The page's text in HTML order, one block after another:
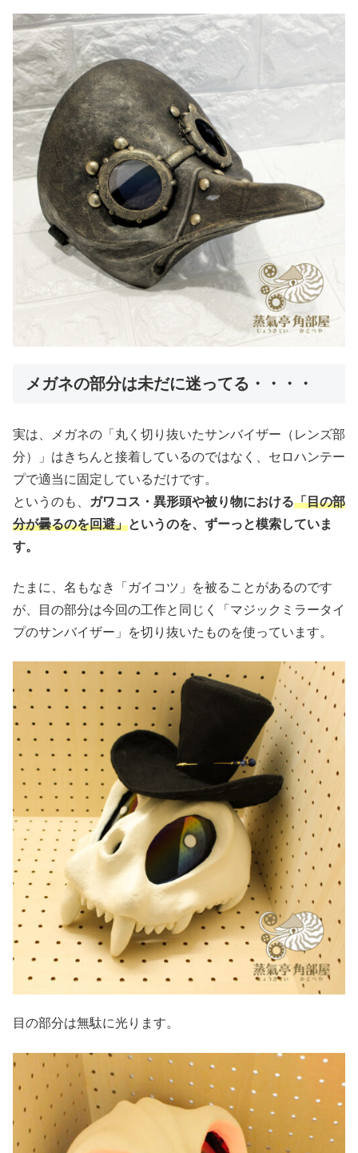
メガネの部分は未だに迷ってる・・・・
実は、メガネの「丸く切り抜いたサンバイザー（レンズ部
分）」はきちんと接着しているのではなく、セロハンテー
プで適当に固定しているだけです。
というのも、
ガワコス・異形頭や被り物における「目の部
分が曇るのを回避」というのを、ずーっと模索していま
す。
たまに、名もなき「ガイコツ」を被ることがあるのです
が、目の部分は今回の工作と同じく「マジックミラータイ
プのサンバイザー」を切り抜いたものを使っています。
目の部分は無駄に光ります。